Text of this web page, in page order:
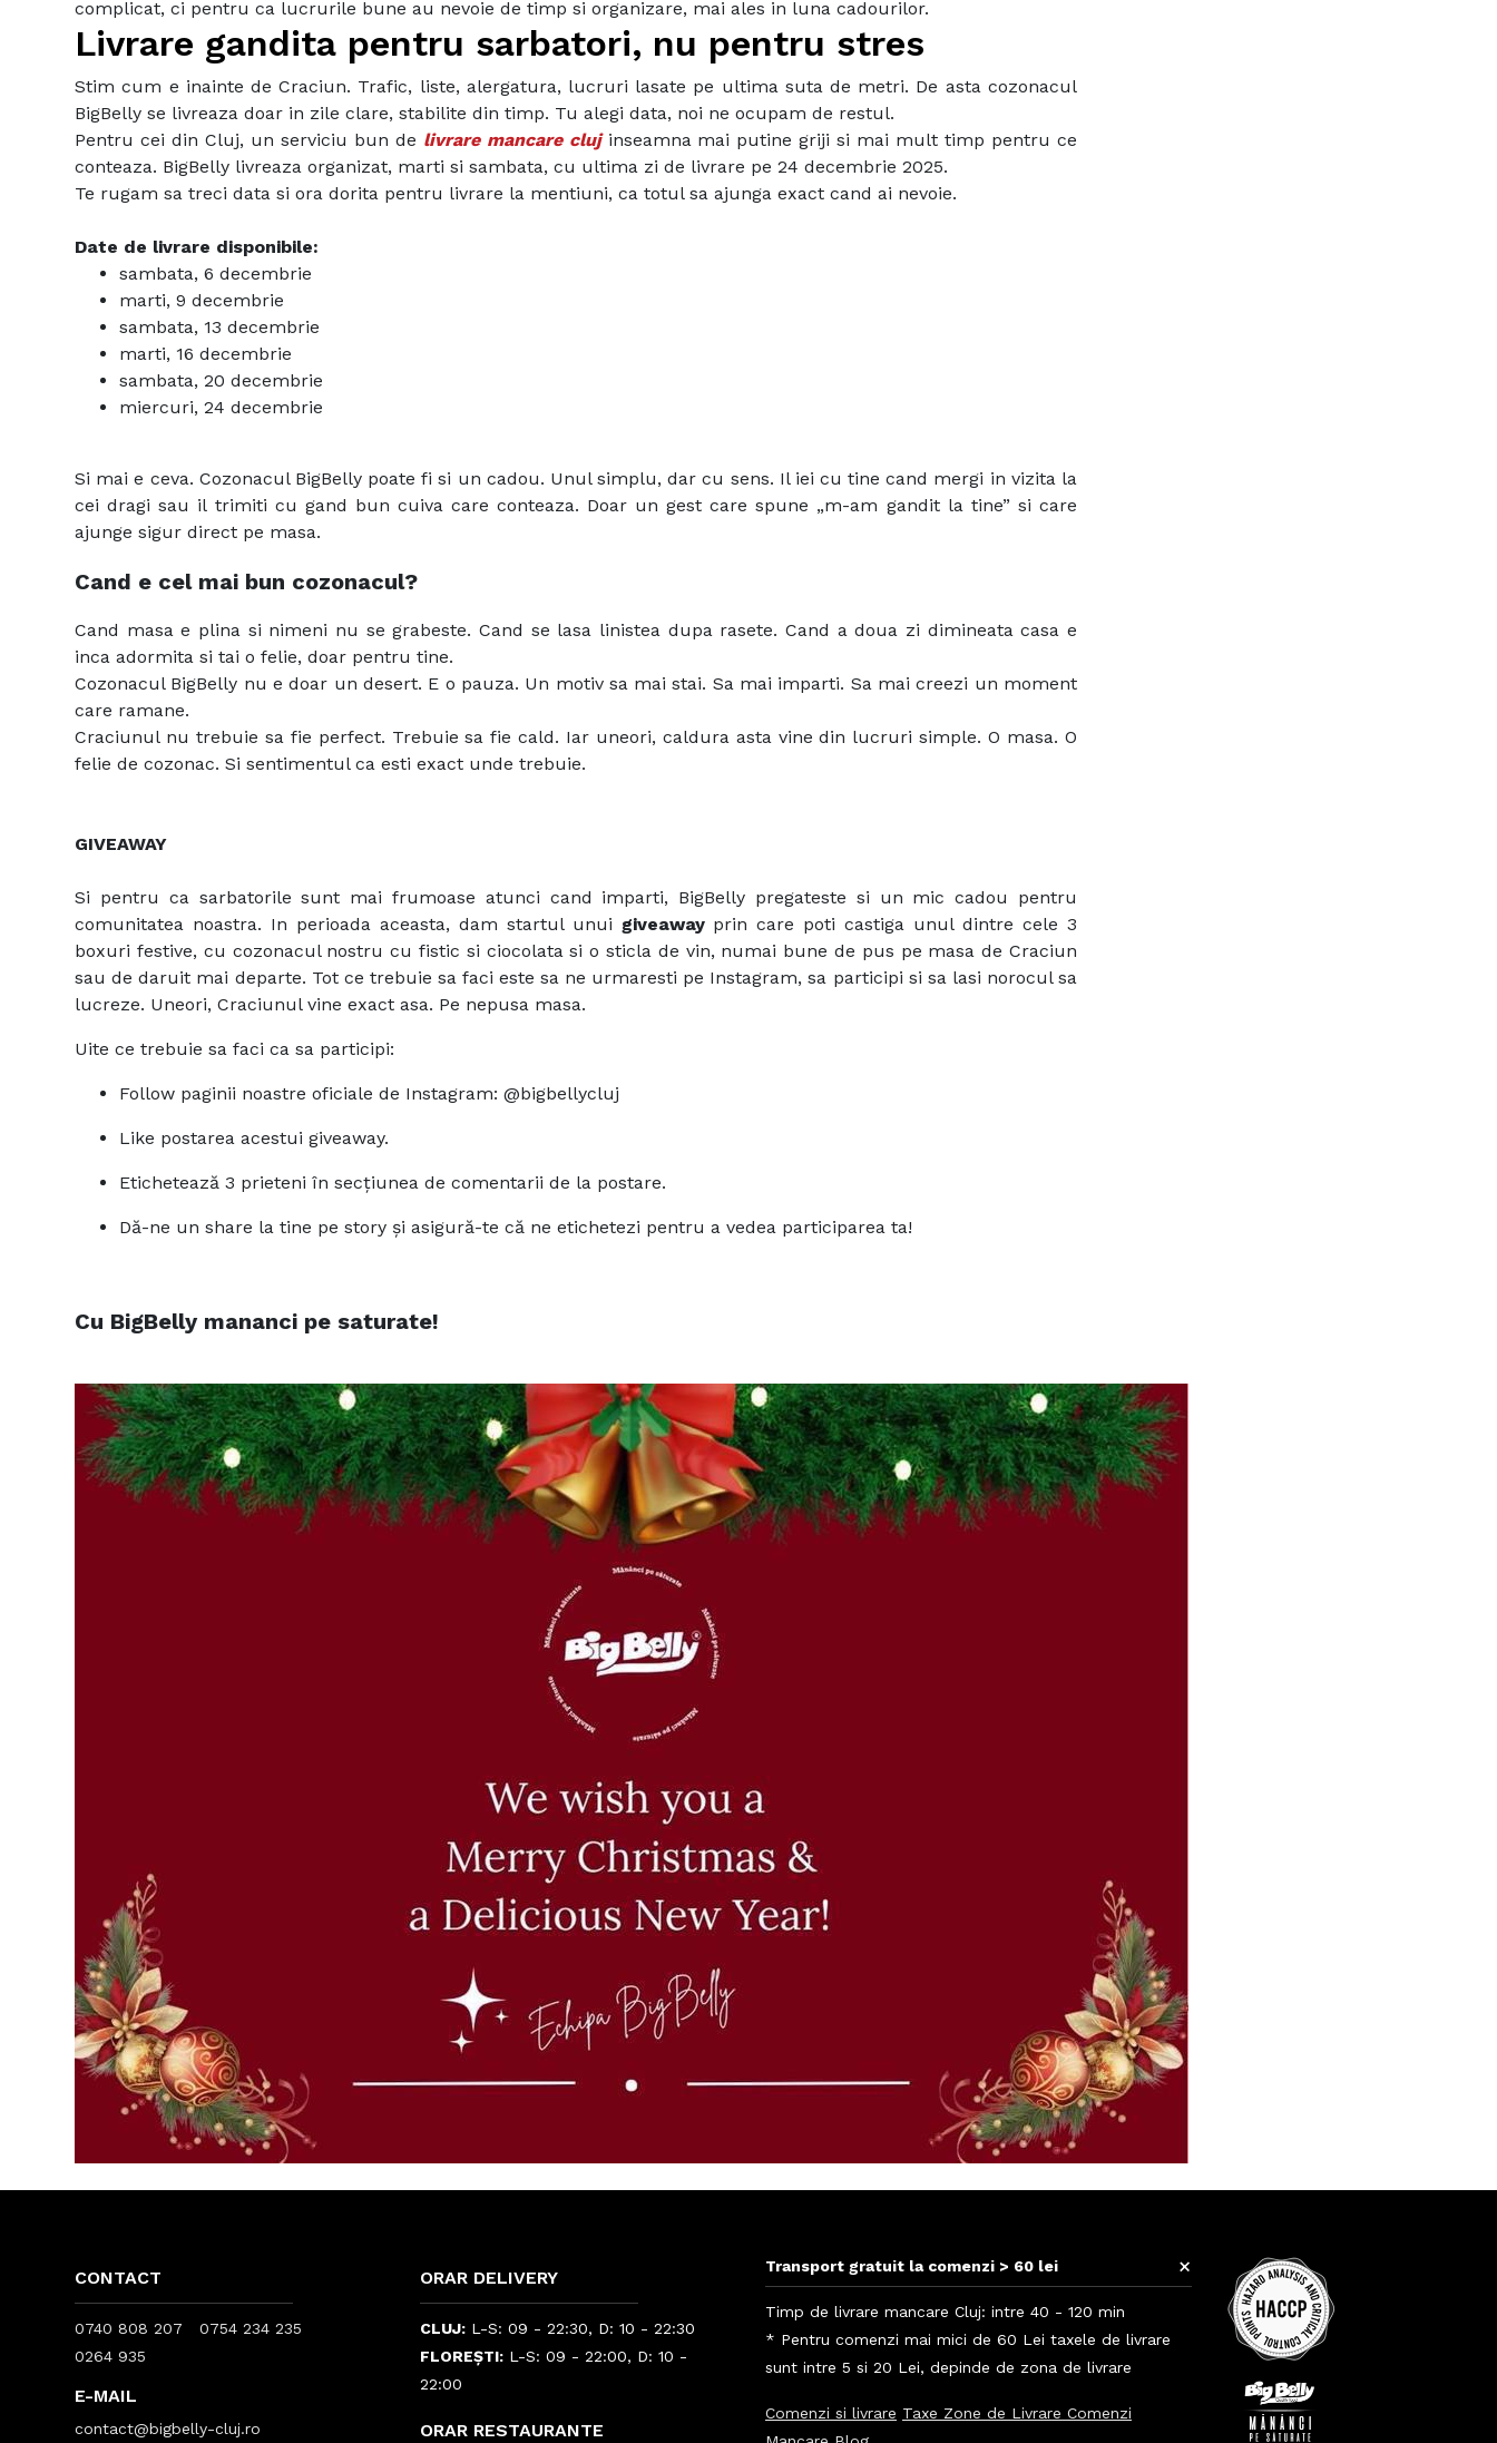
complicat, ci pentru ca lucrurile bune au nevoie de timp si organizare, mai ales in luna cadourilor.
Livrare gandita pentru sarbatori, nu pentru stres
Stim cum e inainte de Craciun. Trafic, liste, alergatura, lucruri lasate pe ultima suta de metri. De asta cozonacul
BigBelly se livreaza doar in zile clare, stabilite din timp. Tu alegi data, noi ne ocupam de restul.
Pentru cei din Cluj, un serviciu bun de livrare mancare cluj inseamna mai putine griji si mai mult timp pentru ce
conteaza. BigBelly livreaza organizat, marti si sambata, cu ultima zi de livrare pe 24 decembrie 2025.
Te rugam sa treci data si ora dorita pentru livrare la mentiuni, ca totul sa ajunga exact cand ai nevoie.
Date de livrare disponibile:
sambata, 6 decembrie
marti, 9 decembrie
sambata, 13 decembrie
marti, 16 decembrie
sambata, 20 decembrie
miercuri, 24 decembrie
Si mai e ceva. Cozonacul BigBelly poate fi si un cadou. Unul simplu, dar cu sens. Il iei cu tine cand mergi in vizita la
cei dragi sau il trimiti cu gand bun cuiva care conteaza. Doar un gest care spune „m-am gandit la tine” si care
ajunge sigur direct pe masa.
Cand e cel mai bun cozonacul?
Cand masa e plina si nimeni nu se grabeste. Cand se lasa linistea dupa rasete. Cand a doua zi dimineata casa e
inca adormita si tai o felie, doar pentru tine.
Cozonacul BigBelly nu e doar un desert. E o pauza. Un motiv sa mai stai. Sa mai imparti. Sa mai creezi un moment
care ramane.
Craciunul nu trebuie sa fie perfect. Trebuie sa fie cald. Iar uneori, caldura asta vine din lucruri simple. O masa. O
felie de cozonac. Si sentimentul ca esti exact unde trebuie.
GIVEAWAY
Si pentru ca sarbatorile sunt mai frumoase atunci cand imparti, BigBelly pregateste si un mic cadou pentru
comunitatea noastra. In perioada aceasta, dam startul unui giveaway prin care poti castiga unul dintre cele 3
boxuri festive, cu cozonacul nostru cu fistic si ciocolata si o sticla de vin, numai bune de pus pe masa de Craciun
sau de daruit mai departe. Tot ce trebuie sa faci este sa ne urmaresti pe Instagram, sa participi si sa lasi norocul sa
lucreze. Uneori, Craciunul vine exact asa. Pe nepusa masa.
Uite ce trebuie sa faci ca sa participi:
Follow paginii noastre oficiale de Instagram:@bigbellycluj
Like postarea acestui giveaway.
Etichetează 3 prieteni în secțiunea de comentarii de la postare.
Dă-ne un share la tine pe story și asigură-te că ne etichetezi pentru a vedea participarea ta!
Cu BigBelly mananci pe saturate!
CONTACT
0740 808 207
0754 234 235
0264 935
E-MAIL
contact@bigbelly-cluj.ro
ORAR DELIVERY
CLUJ: L-S: 09 - 22:30, D: 10 - 22:30
FLOREȘTI: L-S: 09 - 22:00, D: 10 -
22:00
ORAR RESTAURANTE
Transport gratuit la comenzi > 60 lei +
Timp de livrare mancare Cluj: intre 40 - 120 min
* Pentru comenzi mai mici de 60 Lei taxele de livrare
sunt intre 5 si 20 Lei, depinde de zona de livrare
Comenzi si livrare Taxe Zone de Livrare Comenzi